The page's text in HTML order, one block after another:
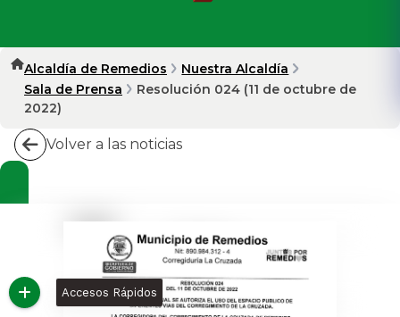
Alcaldía de Remedios
Nuestra Alcaldía
Sala de Prensa
Resolución 024 (11 de octubre de
2022)
Volver a las noticias
Accesos Rápidos